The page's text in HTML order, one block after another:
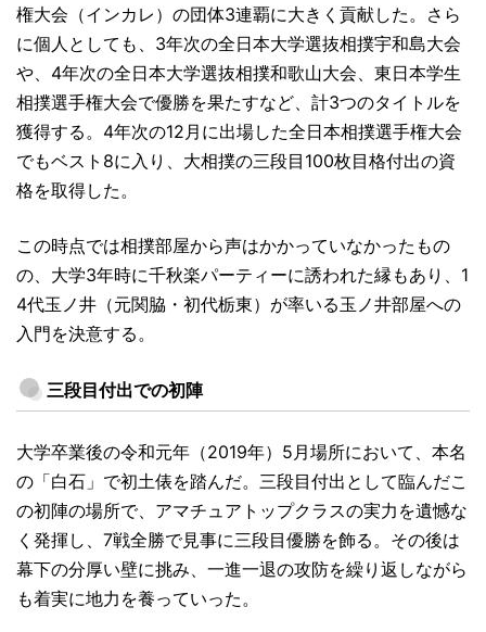
権大会（インカレ）の団体3連覇に大きく貢献した。さら
に個人としても、3年次の全日本大学選抜相撲宇和島大会
や、4年次の全日本大学選抜相撲和歌山大会、東日本学生
相撲選手権大会で優勝を果たすなど、計3つのタイトルを
獲得する。4年次の12月に出場した全日本相撲選手権大会
でもベスト8に入り、大相撲の三段目100枚目格付出の資
格を取得した。
この時点では相撲部屋から声はかかっていなかったもの
の、大学3年時に千秋楽パーティーに誘われた縁もあり、1
4代玉ノ井（元関脇・初代栃東）が率いる玉ノ井部屋への
入門を決意する。
三段目付出での初陣
大学卒業後の令和元年（2019年）5月場所において、本名
の「白石」で初土俵を踏んだ。三段目付出として臨んだこ
の初陣の場所で、アマチュアトップクラスの実力を遺憾な
く発揮し、7戦全勝で見事に三段目優勝を飾る。その後は
幕下の分厚い壁に挑み、一進一退の攻防を繰り返しながら
も着実に地力を養っていった。